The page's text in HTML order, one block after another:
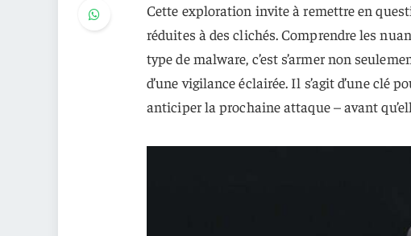
Cette exploration invite à remettre en
réduites à des clichés. Comprendre les
type de malware, c’est s’armer non
d’une vigilance éclairée. Il s’agit d’une clé
anticiper la prochaine attaque – avant